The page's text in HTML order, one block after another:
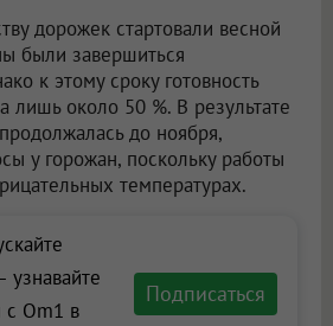
дорожек стартовали весной
были завершиться
к этому сроку готовность
лишь около 50 %. В результате
до ноября,
у горожан, поскольку работы
температурах.
узнавайте
Om1 в
Подписаться